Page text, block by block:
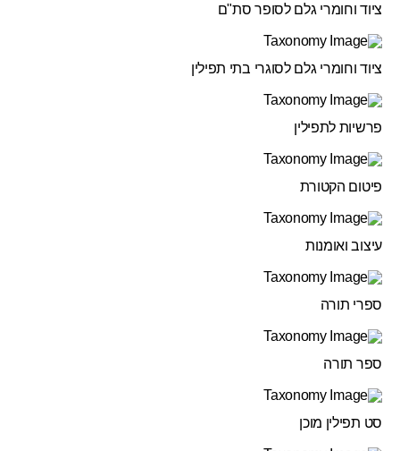
ציוד וחומרי גלם לסופר סת"ם
ציוד וחומרי גלם לסוגרי בתי תפילין
פרשיות לתפילין
פיטום הקטורת
עיצוב ואומנות
ספרי תורה
ספר תורה
סט תפילין מוכן